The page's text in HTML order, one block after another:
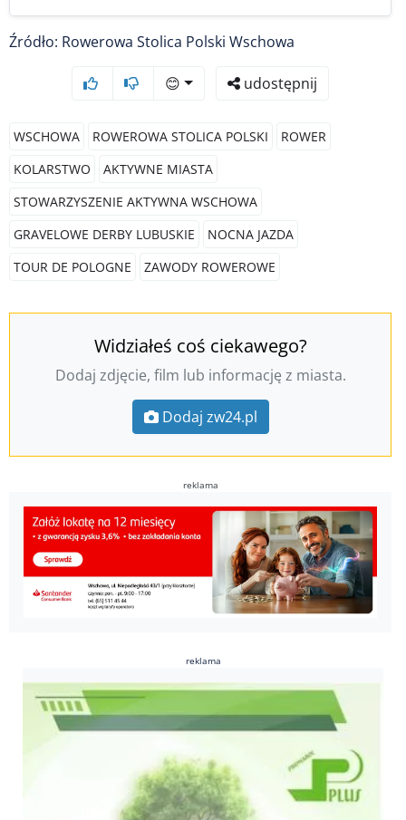
Źródło: Rowerowa Stolica Polski Wschowa
😊 udostępnij
WSCHOWA ROWEROWA STOLICA POLSKI
ROWER
KOLARSTWO
AKTYWNE MIASTA
STOWARZYSZENIE AKTYWNA WSCHOWA
GRAVELOWE DERBY LUBUSKIE
NOCNA JAZDA
TOUR DE POLOGNE
ZAWODY ROWEROWE
Widziałeś coś ciekawego?
Dodaj zdjęcie, film lub informację z miasta.
Dodaj zw24.pl
reklama
reklama